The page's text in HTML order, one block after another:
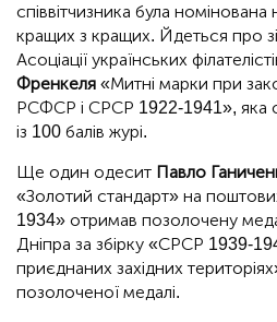
співвітчизника була
кращих з кращих. Йдеться про
Асоціації українських
Френкеля «Митні марки при
РСФСР і СРСР 1922-1941», яка
із 100 балів журі.
Ще один одесит Павло
«Золотий стандарт» на
1934» отримав позолочену
Дніпра за збірку «СРСР 1939-
приєднаних західних
позолоченої медалі.